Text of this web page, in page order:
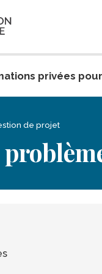
privées
de projet